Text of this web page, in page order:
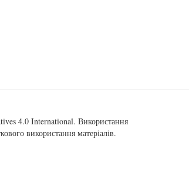
4.0 International. Використання
використання матеріалів.